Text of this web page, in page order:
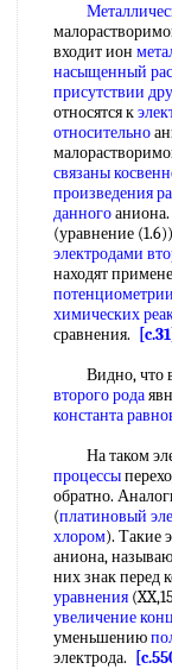
входит ион
насыщенный
присутствии
относятся к
относительно
связаны
произведения
данного
(уравнение
электродами
находят
потенциометрии
химических
сравнения.
Видно, что
второго рода
константа
На таком
процессы
обратно.
(платиновый
хлором). Такие
аниона,
них знак перед
уравнения
увеличение
уменьшению
электрода.